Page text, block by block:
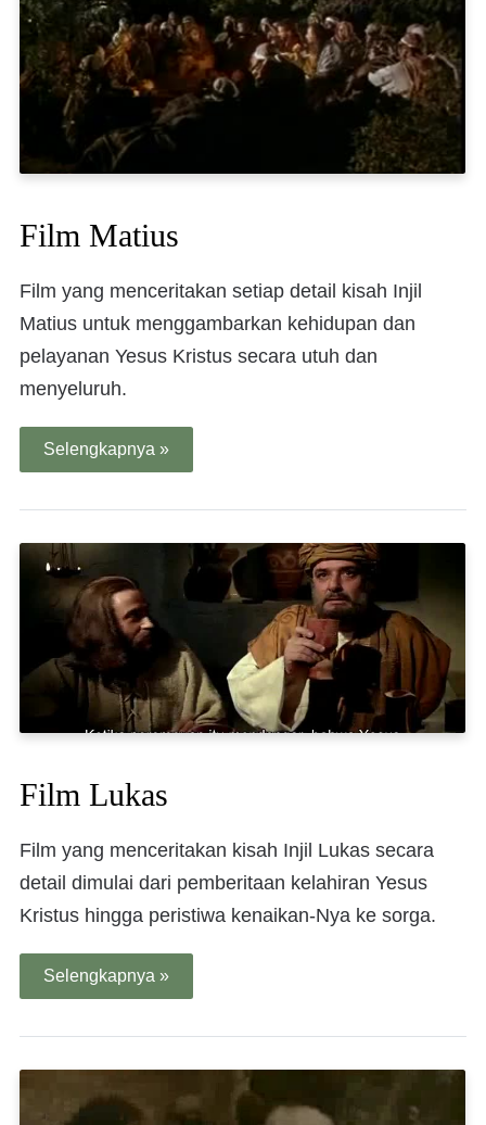
Film Matius
Film yang menceritakan setiap detail kisah Injil
Matius untuk menggambarkan kehidupan dan
pelayanan Yesus Kristus secara utuh dan
menyeluruh.
Selengkapnya »
Film Lukas
Film yang menceritakan kisah Injil Lukas secara
detail dimulai dari pemberitaan kelahiran Yesus
Kristus hingga peristiwa kenaikan-Nya ke sorga.
Selengkapnya »